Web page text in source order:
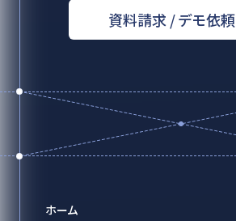
資料請求 / デモ依頼
ホーム